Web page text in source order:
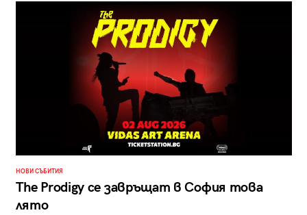
НОВИ СЪБИТИЯ
The Prodigy се завръщат в София това
лято